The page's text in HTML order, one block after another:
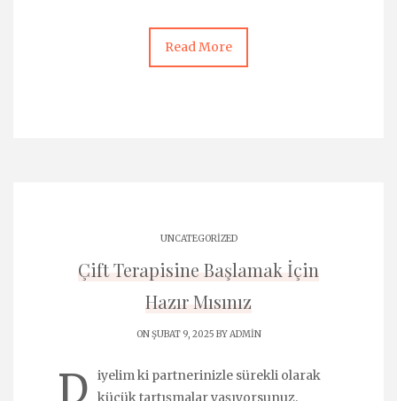
Read More
UNCATEGORIZED
Çift Terapisine Başlamak İçin
Hazır Mısınız
ON ŞUBAT 9, 2025 BYADMIN
D
iyelim ki partnerinizle sürekli olarak
küçük tartışmalar yaşıyorsunuz.